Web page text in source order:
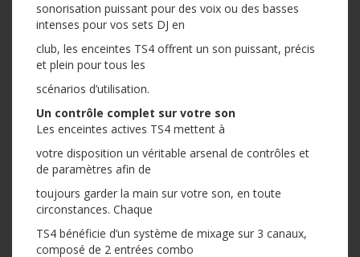
sonorisation puissant pour des voix ou des basses
intenses pour vos sets DJ en
club, les enceintes TS4 offrent un son puissant, précis
et plein pour tous les
scénarios d’utilisation.
Un contrôle complet sur votre son
Les enceintes actives TS4 mettent à
votre disposition un véritable arsenal de contrôles et
de paramètres afin de
toujours garder la main sur votre son, en toute
circonstances. Chaque
TS4 bénéficie d’un système de mixage sur 3 canaux,
composé de 2 entrées combo